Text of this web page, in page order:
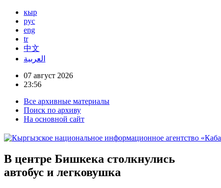
кыр
рус
eng
tr
中文
العربية
07 август 2026
23:56
Все архивные материалы
Поиск по архиву
На основной сайт
В центре Бишкека столкнулись
автобус и легковушка